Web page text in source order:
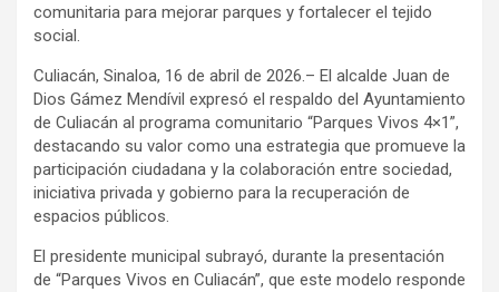
comunitaria para mejorar parques y fortalecer el tejido
social.
Culiacán, Sinaloa, 16 de abril de 2026.– El alcalde Juan de
Dios Gámez Mendívil expresó el respaldo del Ayuntamiento
de Culiacán al programa comunitario “Parques Vivos 4×1”,
destacando su valor como una estrategia que promueve la
participación ciudadana y la colaboración entre sociedad,
iniciativa privada y gobierno para la recuperación de
espacios públicos.
El presidente municipal subrayó, durante la presentación
de “Parques Vivos en Culiacán”, que este modelo responde